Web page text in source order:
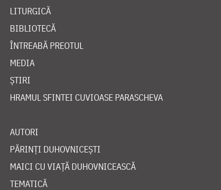
LITURGICĂ
BIBLIOTECĂ
ÎNTREABĂ PREOTUL
MEDIA
ȘTIRI
HRAMUL SFINTEI CUVIOASE PARASCHEVA
AUTORI
PĂRINȚI DUHOVNICEȘTI
MAICI CU VIAȚĂ DUHOVNICEASCĂ
TEMATICĂ